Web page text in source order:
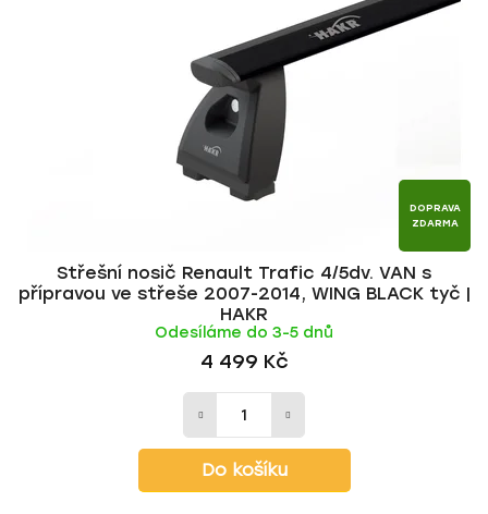
DOPRAVA
ZDARMA
Střešní nosič Renault Trafic 4/5dv. VAN s
přípravou ve střeše 2007-2014, WING BLACK tyč |
HAKR
Odesíláme do 3-5 dnů
4 499 Kč
Do košíku